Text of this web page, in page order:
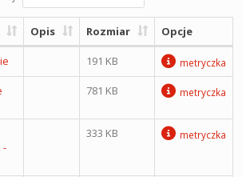
Opis Rozmiar Opcje
191 KB metryczka
781 KB metryczka
-
333 KB metryczka